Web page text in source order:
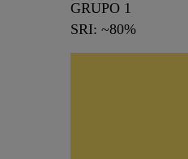
GRUPO 1
SRI: ~80%